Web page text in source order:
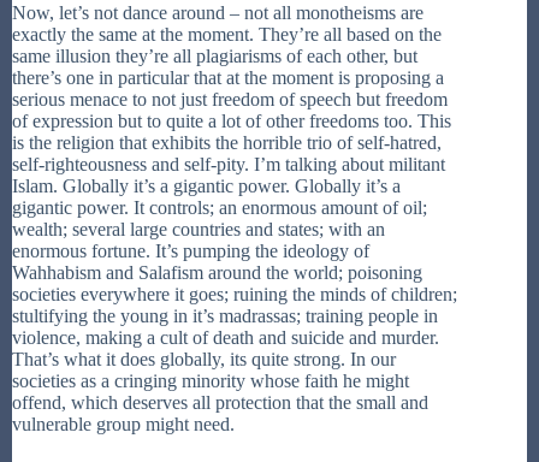
Now, let’s not dance around – not all monotheisms are
exactly the same at the moment. They’re all based on the
same illusion they’re all plagiarisms of each other, but
there’s one in particular that at the moment is proposing a
serious menace to not just freedom of speech but freedom
of expression but to quite a lot of other freedoms too. This
is the religion that exhibits the horrible trio of self-hatred,
self-righteousness and self-pity. I’m talking about militant
Islam. Globally it’s a gigantic power. Globally it’s a
gigantic power. It controls; an enormous amount of oil;
wealth; several large countries and states; with an
enormous fortune. It’s pumping the ideology of
Wahhabism and Salafism around the world; poisoning
societies everywhere it goes; ruining the minds of children;
stultifying the young in it’s madrassas; training people in
violence, making a cult of death and suicide and murder.
That’s what it does globally, its quite strong. In our
societies as a cringing minority whose faith he might
offend, which deserves all protection that the small and
vulnerable group might need.